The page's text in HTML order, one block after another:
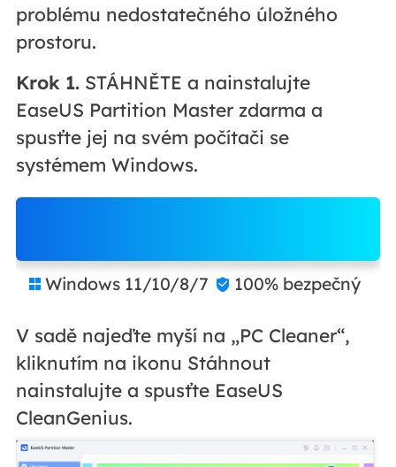
problému nedostatečného úložného
prostoru.
Krok 1.STÁHNĚTE a nainstalujte
EaseUS Partition Master zdarma a
spusťte jej na svém počítači se
systémem Windows.
Zdarma ke stažení
 Windows 11/10/8/7  100% bezpečný
V sadě najeďte myší na „PC Cleaner“,
kliknutím na ikonu Stáhnout
nainstalujte a spusťte EaseUS
CleanGenius.